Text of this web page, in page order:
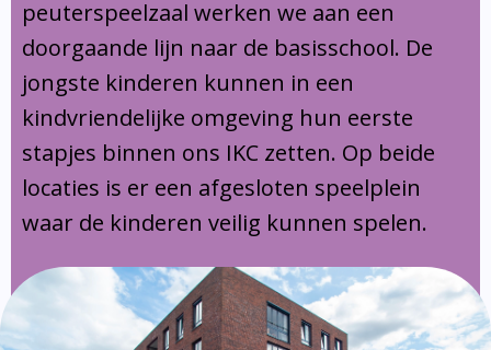
peuterspeelzaal werken we aan een
doorgaande lijn naar de basisschool. De
jongste kinderen kunnen in een
kindvriendelijke omgeving hun eerste
stapjes binnen ons IKC zetten. Op beide
locaties is er een afgesloten speelplein
waar de kinderen veilig kunnen spelen.